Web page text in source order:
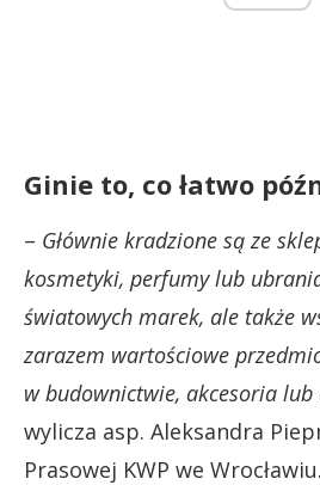
Ginie to, co łatwo
– Głównie kradzione są ze
kosmetyki, perfumy lub
światowych marek, ale także
zarazem wartościowe
w budownictwie, akcesoria
wylicza asp. Aleksandra
Prasowej KWP we Wrocławiu.